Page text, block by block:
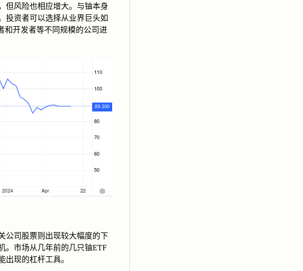
但风险也相应增大。与铀本身
投资者可以选择从业界巨头如
和开发者等不同规模的公司进
公司股票则出现较大幅度的下
。市场从几年前的几只铀ETF
现的杠杆工具。